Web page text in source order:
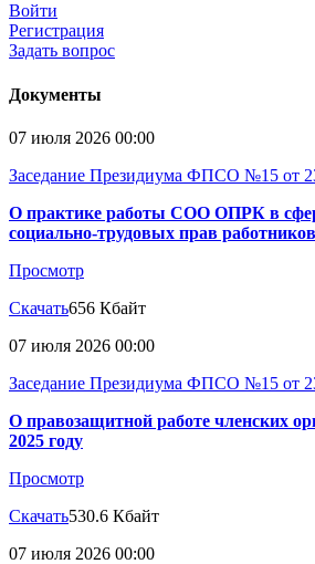
Войти
Регистрация
Задать вопрос
Документы
07 июля 2026 00:00
Заседание Президиума ФПСО №15 от
О практике работы СОО ОПРК в
социально-трудовых прав работников
Просмотр
Скачать656 Кбайт
07 июля 2026 00:00
Заседание Президиума ФПСО №15 от
О правозащитной работе членских
2025 году
Просмотр
Скачать530.6 Кбайт
07 июля 2026 00:00